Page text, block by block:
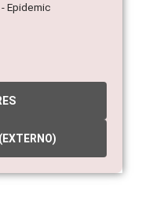
Epidemic